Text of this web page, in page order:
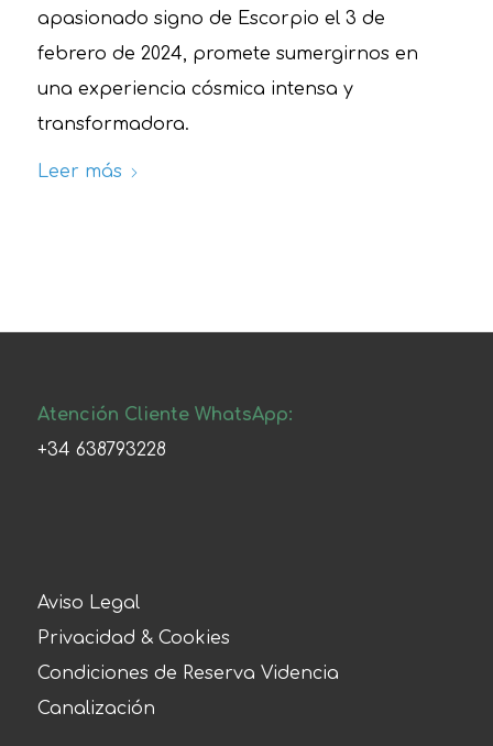
apasionado signo de Escorpio el 3 de
febrero de 2024, promete sumergirnos en
una experiencia cósmica intensa y
transformadora.
Leer más
Atención Cliente WhatsApp:
+34 638793228
Aviso Legal
Privacidad & Cookies
Condiciones de Reserva Videncia
Canalización